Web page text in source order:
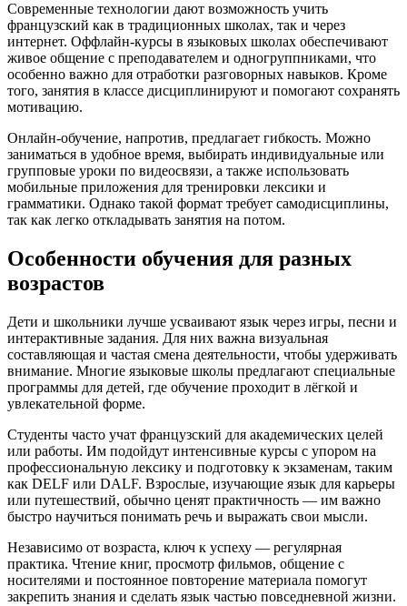
Современные технологии дают возможность учить
французский как в традиционных школах, так и через
интернет. Оффлайн-курсы в языковых школах обеспечивают
живое общение с преподавателем и одногруппниками, что
особенно важно для отработки разговорных навыков. Кроме
того, занятия в классе дисциплинируют и помогают сохранять
мотивацию.
Онлайн-обучение, напротив, предлагает гибкость. Можно
заниматься в удобное время, выбирать индивидуальные или
групповые уроки по видеосвязи, а также использовать
мобильные приложения для тренировки лексики и
грамматики. Однако такой формат требует самодисциплины,
так как легко откладывать занятия на потом.
Особенности обучения для разных
возрастов
Дети и школьники лучше усваивают язык через игры, песни и
интерактивные задания. Для них важна визуальная
составляющая и частая смена деятельности, чтобы удерживать
внимание. Многие языковые школы предлагают специальные
программы для детей, где обучение проходит в лёгкой и
увлекательной форме.
Студенты часто учат французский для академических целей
или работы. Им подойдут интенсивные курсы с упором на
профессиональную лексику и подготовку к экзаменам, таким
как DELF или DALF. Взрослые, изучающие язык для карьеры
или путешествий, обычно ценят практичность — им важно
быстро научиться понимать речь и выражать свои мысли.
Независимо от возраста, ключ к успеху — регулярная
практика. Чтение книг, просмотр фильмов, общение с
носителями и постоянное повторение материала помогут
закрепить знания и сделать язык частью повседневной жизни.